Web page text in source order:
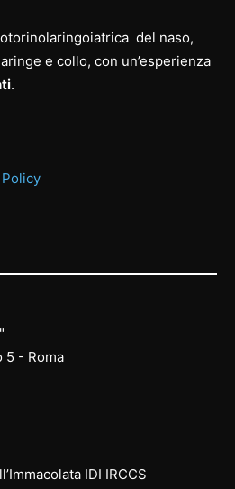
del naso,
e collo, con un’esperienza
.
5 - Roma
IDI IRCCS